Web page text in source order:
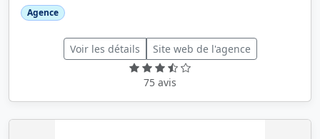
Agence
Voir les détails Site web de l'agence
75 avis